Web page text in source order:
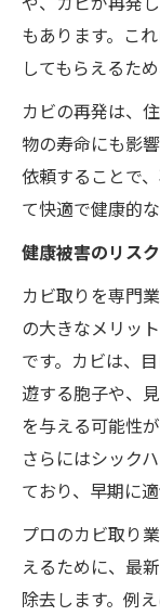
もあります。こ
してもらえるた
カビの再発は、
物の寿命にも影
依頼することで
て快適で健康的
健康被害のリス
カビ取りを専門
の大きなメリッ
です。カビは、
遊する胞子や、
を与える可能性
さらにはシック
ており、早期に
プロのカビ取り
えるために、最
除去します。例